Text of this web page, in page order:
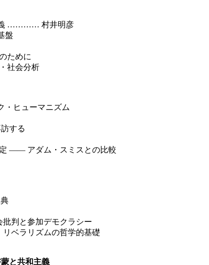
義 ………… 村井明彦
盤
めに
会分析
ューマニズム
する
アダム・スミスとの比較
と参加デモクラシー
ラリズムの哲学的基礎
と共和主義